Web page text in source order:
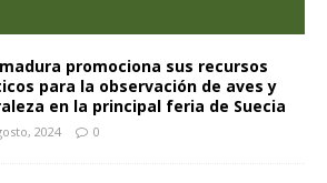
promociona sus recursos
para la observación de aves y
en la principal feria de Suecia
2024 0